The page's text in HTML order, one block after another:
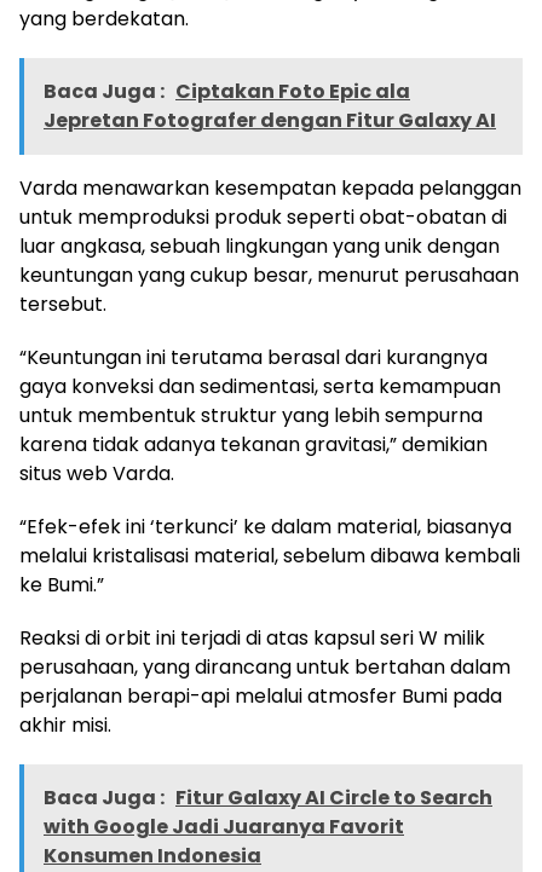
yang berdekatan.
Baca Juga : Ciptakan Foto Epic ala
Jepretan Fotografer dengan Fitur Galaxy AI
Varda menawarkan kesempatan kepada pelanggan
untuk memproduksi produk seperti obat-obatan di
luar angkasa, sebuah lingkungan yang unik dengan
keuntungan yang cukup besar, menurut perusahaan
tersebut.
“Keuntungan ini terutama berasal dari kurangnya
gaya konveksi dan sedimentasi, serta kemampuan
untuk membentuk struktur yang lebih sempurna
karena tidak adanya tekanan gravitasi,” demikian
situs web Varda.
“Efek-efek ini ‘terkunci’ ke dalam material, biasanya
melalui kristalisasi material, sebelum dibawa kembali
ke Bumi.”
Reaksi di orbit ini terjadi di atas kapsul seri W milik
perusahaan, yang dirancang untuk bertahan dalam
perjalanan berapi-api melalui atmosfer Bumi pada
akhir misi.
Baca Juga : Fitur Galaxy AI Circle to Search
with Google Jadi Juaranya Favorit
Konsumen Indonesia